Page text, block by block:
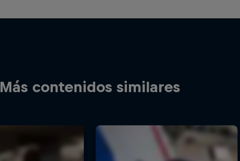
Más contenidos similares